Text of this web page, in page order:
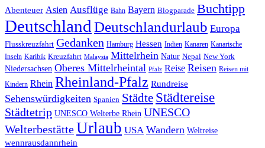
Abenteuer Asien Ausflüge Bahn Bayern Blogparade Buchtipp
Deutschland Deutschlandurlaub Europa
Flusskreuzfahrt Gedanken Hamburg Hessen Indien Kanaren Kanarische
Inseln Karibik Kreuzfahrt Malaysia Mittelrhein Natur Nepal New York
Niedersachsen Oberes Mittelrheintal Pfalz Reise Reisen Reisen mit
Kindern Rhein Rheinland-Pfalz Rundreise
Sehenswürdigkeiten Spanien Städte Städtereise
Städtetrip UNESCO Welterbe Rhein UNESCO
WelterbestätteUrlaub USA Wandern Weltreise
wennrausdannrhein